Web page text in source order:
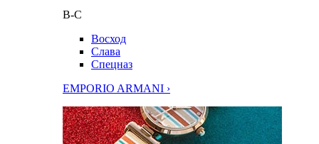
В-С
Восход
Слава
Спецназ
EMPORIO ARMANI ›